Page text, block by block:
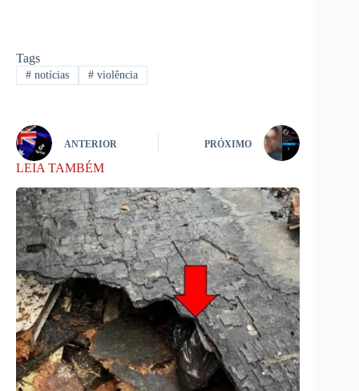
Tags
#notícias #violência
ANTERIOR PRÓXIMO
LEIA TAMBÉM